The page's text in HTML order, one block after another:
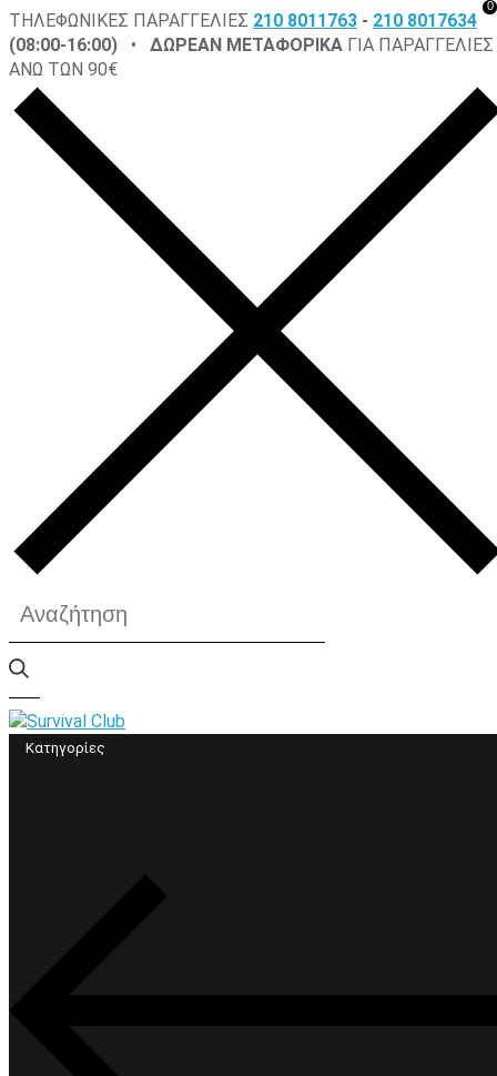
ΤΗΛΕΦΩΝΙΚΕΣ ΠΑΡΑΓΓΕΛΙΕΣ 210 8011763 - 210 8017634
(08:00-16:00) • ΔΩΡΕΑΝ ΜΕΤΑΦΟΡΙΚΑ ΓΙΑ ΠΑΡΑΓΓΕΛΙΕΣ
ΑΝΩ ΤΩΝ 90€
Κατηγορίες
0